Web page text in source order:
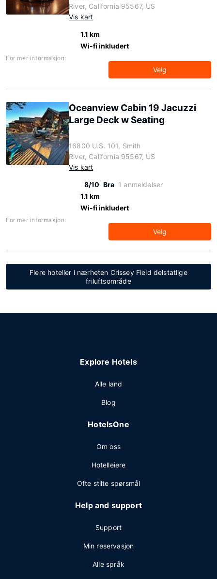
River, California 95567, US
Vis kart
1.1 km
Wi-fi inkludert
For mer informasjon:
Velg
Oceanview Cabin 19 Jacuzzi
Large Deck w Seating
16800 U.S. 101, Smith
River, California 95567, US
Vis kart
8/10 Bra 1 anmeldelser
1.1 km
Wi-fi inkludert
For mer informasjon:
Velg
Flere hoteller i nærheten Crissey Field delstatlige
friluftsområde
Explore Hotels
Alle land
Blog
HotelsOne
Om oss
Hotelleiere
Ofte stilte spørsmål
Help and support
Support
Min reservasjon
Alle språk